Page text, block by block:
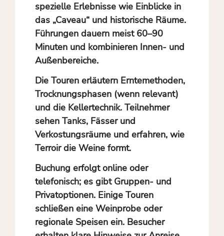
spezielle Erlebnisse wie Einblicke in
das „Caveau“ und historische Räume.
Führungen dauern meist 60–90
Minuten und kombinieren Innen- und
Außenbereiche.
Die Touren erläutern Erntemethoden,
Trocknungsphasen (wenn relevant)
und die Kellertechnik. Teilnehmer
sehen Tanks, Fässer und
Verkostungsräume und erfahren, wie
Terroir die Weine formt.
Buchung erfolgt online oder
telefonisch; es gibt Gruppen- und
Privatoptionen. Einige Touren
schließen eine Weinprobe oder
regionale Speisen ein. Besucher